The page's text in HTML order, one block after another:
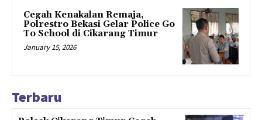
Cegah Kenakalan Remaja,
Polrestro Bekasi Gelar Police Go
To School di Cikarang Timur
January 15, 2026
Terbaru